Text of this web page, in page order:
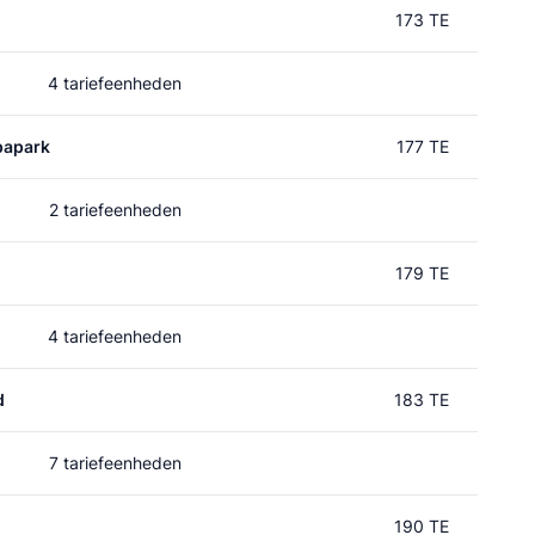
173 TE
4 tariefeenheden
177 TE
2 tariefeenheden
179 TE
4 tariefeenheden
183 TE
7 tariefeenheden
190 TE